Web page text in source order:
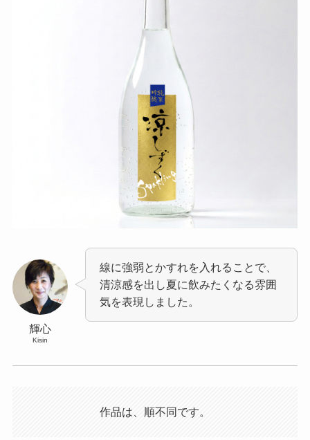
輝心
Kisin
線に強弱とかすれを入れることで、
清涼感を出し夏に飲みたくなる雰囲
気を表現しました。
作品は、順不同です。